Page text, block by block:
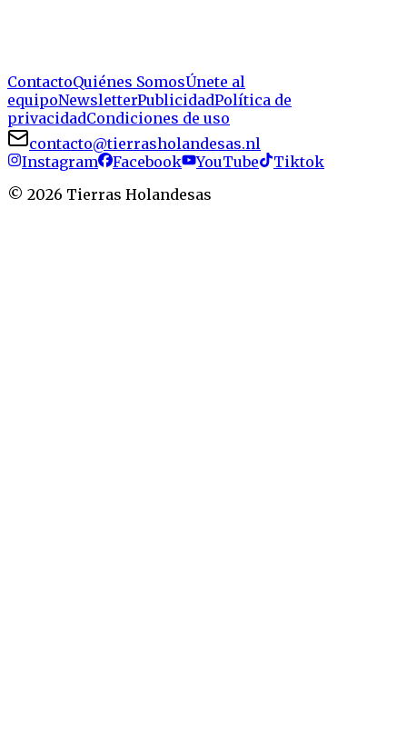
ContactoQuiénes SomosÚnete al
equipoNewsletterPublicidadPolítica de
privacidadCondiciones de uso
contacto@tierrasholandesas.nl
Instagram
Facebook YouTube
Tiktok
© 2026 Tierras Holandesas